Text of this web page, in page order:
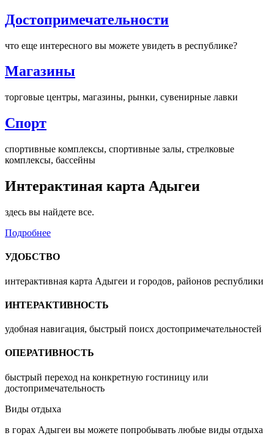
Достопримечательности
что еще интересного вы можете увидеть в республике?
Магазины
торговые центры, магазины, рынки, сувенирные лавки
Спорт
спортивные комплексы, спортивные залы, стрелковые
комплексы, бассейны
Интерактиная карта Адыгеи
здесь вы найдете все.
Подробнее
УДОБСТВО
интерактивная карта Адыгеи и городов, районов республики
ИНТЕРАКТИВНОСТЬ
удобная навигация, быстрый поисх достопримечательностей
ОПЕРАТИВНОСТЬ
быстрый переход на конкретную гостиницу или
достопримечательность
Виды отдыха
в горах Адыгеи вы можете попробывать любые виды отдыха